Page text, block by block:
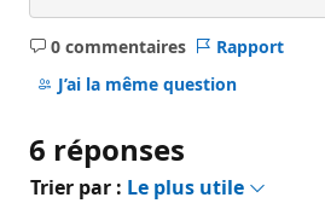
0 commentaires
Aucun
commentaire
Rapport
J’ai la même question
6 réponses
Trier par : Le plus utile